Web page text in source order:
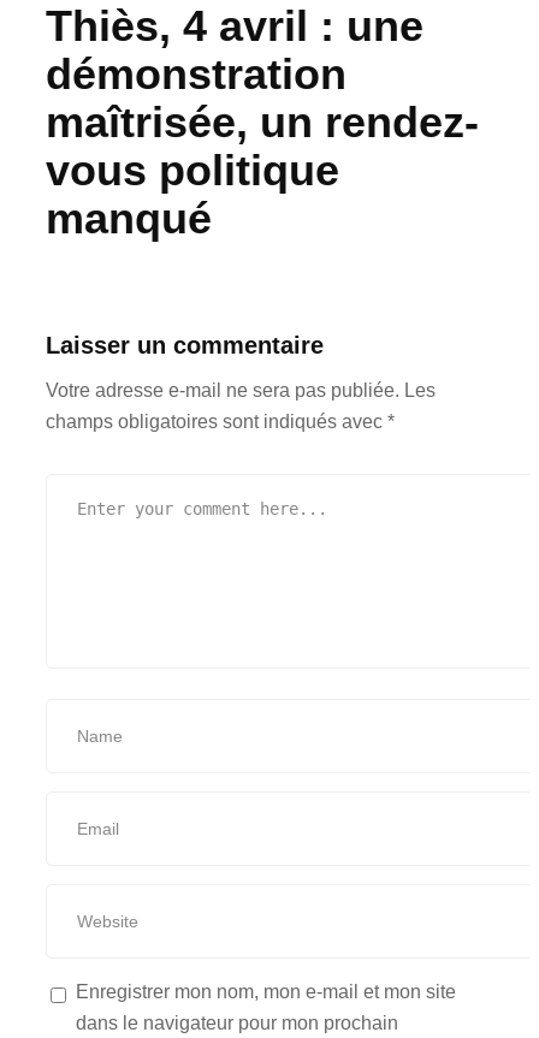
‎Thiès, 4 avril : une
démonstration
maîtrisée, un rendez-
vous politique
manqué‎
Laisser un commentaire
Votre adresse e-mail ne sera pas publiée. Les
champs obligatoires sont indiqués avec *
Enregistrer mon nom, mon e-mail et mon site
dans le navigateur pour mon prochain